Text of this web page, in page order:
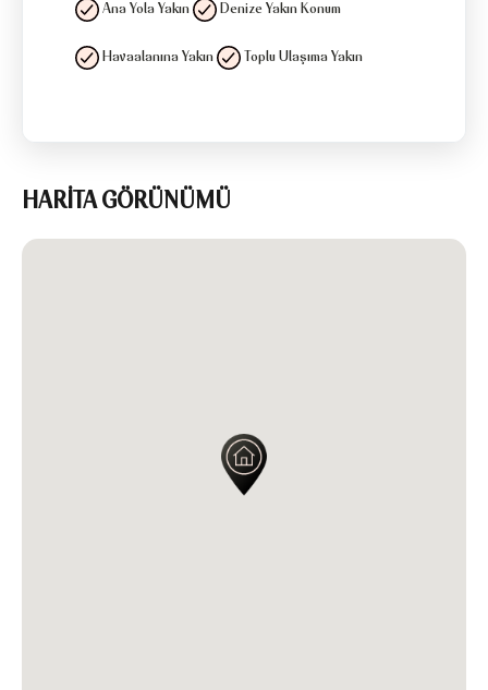
Ana Yola Yakın Denize Yakın Konum
Havaalanına Yakın Toplu Ulaşıma Yakın
HARİTA GÖRÜNÜMÜ